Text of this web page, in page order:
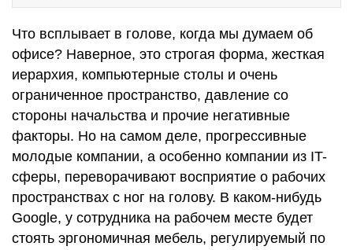
Что всплывает в голове, когда мы думаем об
офисе? Наверное, это строгая форма, жесткая
иерархия, компьютерные столы и очень
ограниченное пространство, давление со
стороны начальства и прочие негативные
факторы. Но на самом деле, прогрессивные
молодые компании, а особенно компании из IT-
сферы, переворачивают восприятие о рабочих
пространствах с ног на голову. В каком-нибудь
Google, у сотрудника на рабочем месте будет
стоять эргономичная мебель, регулируемый по